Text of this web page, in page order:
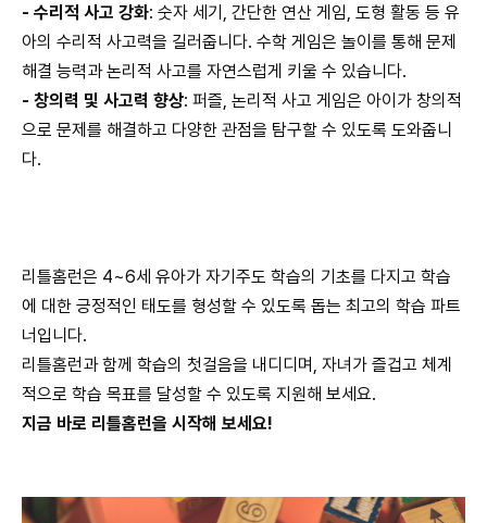
- 수리적 사고 강화: 숫자 세기, 간단한 연산 게임, 도형 활동 등 유
아의 수리적 사고력을 길러줍니다. 수학 게임은 놀이를 통해 문제
해결 능력과 논리적 사고를 자연스럽게 키울 수 있습니다.
- 창의력 및 사고력 향상: 퍼즐, 논리적 사고 게임은 아이가 창의적
으로 문제를 해결하고 다양한 관점을 탐구할 수 있도록 도와줍니
다.
리틀홈런은 4~6세 유아가 자기주도 학습의 기초를 다지고 학습
에 대한 긍정적인 태도를 형성할 수 있도록 돕는 최고의 학습 파트
너입니다.
리틀홈런과 함께 학습의 첫걸음을 내디디며, 자녀가 즐겁고 체계
적으로 학습 목표를 달성할 수 있도록 지원해 보세요.
지금 바로 리틀홈런을 시작해 보세요!